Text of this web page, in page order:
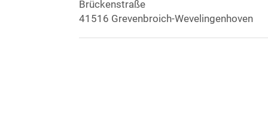
Brückenstraße
41516 Grevenbroich-Wevelingenhoven